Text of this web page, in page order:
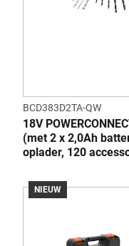
BCD383D2TA-QW
18V
(met 2 x 2,0Ah
oplader, 120
NIEUW